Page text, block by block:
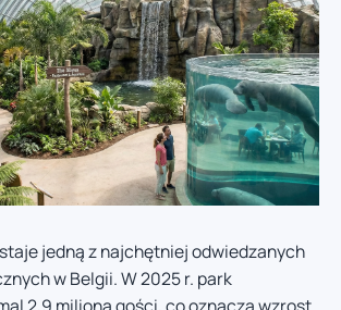
jedną z najchętniej odwiedzanych
w Belgii. W 2025 r. park